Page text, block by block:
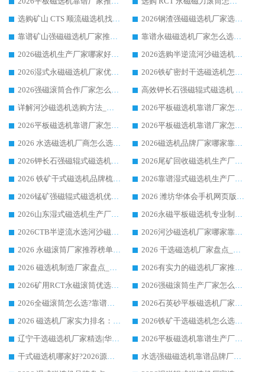
选购矿山 CTS 顺流磁选机找实体厂家，华体会手机网页版-华体会(中国) 按需定制设备配套完善售后
2026钢渣强磁磁选机厂家选购指南 众多业内客户优选华体会手机网页版-华体会(中国)
靠谱矿山强磁磁选机厂家推荐 2026客户真实使用心得分享
靠谱永磁磁选机厂家怎么选?福建客户真实体验分享华体会手机网页版-华体会(中国) 品牌
2026磁选机生产厂家哪家好?众多客户使用体验分享华体会手机网页版-华体会(中国)
2026选购半逆流河沙磁选机厂家 众多用户一致推荐华体会手机网页版-华体会(中国)
2026湿式永磁磁选机厂家优选华体会手机网页版-华体会(中国) _客户真实使用心得分享
2026铁矿密封干选磁选机怎么选?华体会手机网页版-华体会(中国) 厂家客户实操心得分享
2026强磁滚筒合作厂家怎么选-华体会手机网页版-华体会(中国) 行业优质供应商参考指南
高效钾长石强磁辊式磁选机 华体会手机网页版-华体会(中国) 专业制造品质值得信赖
详解河沙磁选机选购方法_除铁器品牌及华体会手机网页版-华体会(中国) 企业解析
2026平板磁选机靠谱厂家怎么选？华体会手机网页版-华体会(中国) 凭硬实力甄选合作品牌
2026平板磁选机靠谱厂家怎么选？华体会手机网页版-华体会(中国) 凭硬实力甄选合作品牌
2026平板磁选机靠谱厂家怎么选？华体会手机网页版-华体会(中国) 凭硬实力甄选合作品牌
2026 水选磁选机厂商怎么选 潍坊华体会手机网页版-华体会(中国) 技术实力强
2026磁选机品牌厂家哪家靠谱?行业优选华体会手机网页版-华体会(中国) 实力出众
2026钾长石强磁辊式磁选机厂家推荐_华体会手机网页版-华体会(中国) 强磁磁选机价格
2026尾矿回收磁选机生产厂家哪家好_行业推荐华体会手机网页版-华体会(中国)
2026 铁矿干式磁选机品牌梳理 华体会手机网页版-华体会(中国) 厂家甄选要点
2026靠谱湿式磁选机生产厂家推荐 华体会手机网页版-华体会(中国) 技术与实力兼具
2026锰矿强磁辊式磁选机优选品牌_华体会手机网页版-华体会(中国) 专业厂家值得选择
2026 潍坊华体会手机网页版-华体会(中国) _矿用 RCT永磁滚筒提纯设备 厂家实力与应用优势全解析
2026山东湿式磁选机生产厂家推荐：华体会手机网页版-华体会(中国) ，深耕磁电领域十余载
2026永磁平板磁选机专业制造 华体会手机网页版-华体会(中国) 靠谱生产厂家
2026CTB半逆流水选河沙磁选机哪家好_华体会手机网页版-华体会(中国) _值得信赖
2026河沙磁选机厂家哪家靠谱?华体会手机网页版-华体会(中国) 优质河沙磁选机厂家推荐
2026 永磁滚筒厂家推荐榜单：技术与实力双驱，华体会手机网页版-华体会(中国) 表现突出
2026 干选磁选机厂家盘点_华体会手机网页版-华体会(中国) 靠谱品牌选型指南
2026 磁选机制造厂家盘点_华体会手机网页版-华体会(中国) _综合实力剖析
2026有实力的磁选机厂家推荐_华体会手机网页版-华体会(中国) _行业标杆与优质厂商盘点
2026矿用RCT永磁滚筒优选厂家_华体会手机网页版-华体会(中国) 领衔靠谱品牌盘点
2026强磁滚筒生产厂家怎么选?行业口碑推荐华体会手机网页版-华体会(中国)
2026全磁滚筒怎么选?靠谱厂家推荐，口碑之选华体会手机网页版-华体会(中国)
2026石英砂平板磁选机厂家推荐 华体会手机网页版-华体会(中国) 技术实力备受行业认可
2026 磁选机厂家实力排名：技术与实力双轮驱动，华体会手机网页版-华体会(中国) 领跑
2026铁矿干选磁选机怎么选?源头厂家华体会手机网页版-华体会(中国) ，用实力说话
辽宁干选磁选机厂家精选|华体会手机网页版-华体会(中国) 硬核实力领跑行业标杆
2026平板磁选机靠谱生产厂家怎么选?行业标杆华体会手机网页版-华体会(中国) ，凭硬实力脱颖而出
干式磁选机哪家好?2026源头厂家推荐_华体会手机网页版-华体会(中国) 强磁磁选机生产厂家
水选强磁磁选机靠谱品牌厂家推荐：华体会手机网页版-华体会(中国) ，技术实力与口碑双在线